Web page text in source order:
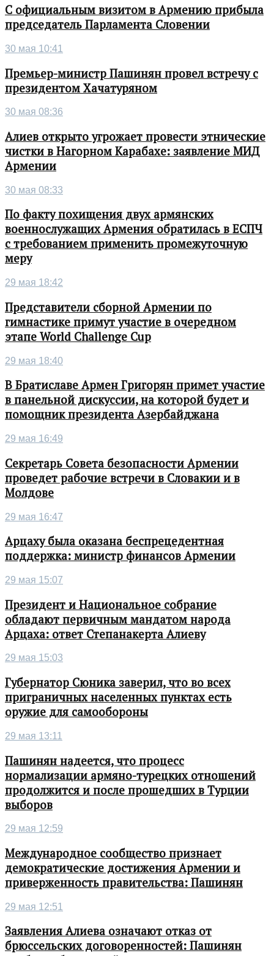
С официальным визитом в Армению прибыла
председатель Парламента Словении
30 мая 10:41
Премьер-министр Пашинян провел встречу с
президентом Хачатуряном
30 мая 08:36
Алиев открыто угрожает провести этнические
чистки в Нагорном Карабахе: заявление МИД
Армении
30 мая 08:33
По факту похищения двух армянских
военнослужащих Армения обратилась в ЕСПЧ
с требованием применить промежуточную
меру
29 мая 18:42
Представители сборной Армении по
гимнастике примут участие в очередном
этапе World Challenge Cup
29 мая 18:40
В Братиславе Армен Григорян примет участие
в панельной дискуссии, на которой будет и
помощник президента Азербайджана
29 мая 16:49
Секретарь Совета безопасности Армении
проведет рабочие встречи в Словакии и в
Молдове
29 мая 16:47
Арцаху была оказана беспрецедентная
поддержка: министр финансов Армении
29 мая 15:07
Президент и Национальное собрание
обладают первичным мандатом народа
Арцаха: ответ Степанакерта Алиеву
29 мая 15:03
Губернатор Сюника заверил, что во всех
приграничных населенных пунктах есть
оружие для самообороны
29 мая 13:11
Пашинян надеется, что процесс
нормализации армяно-турецких отношений
продолжится и после прошедших в Турции
выборов
29 мая 12:59
Международное сообщество признает
демократические достижения Армении и
приверженность правительства: Пашинян
29 мая 12:51
Заявления Алиева означают отказ от
брюссельских договоренностей: Пашинян